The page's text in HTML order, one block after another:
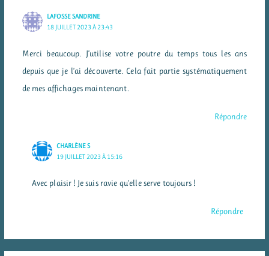
LAFOSSE SANDRINE
18 JUILLET 2023 À 23:43
Merci beaucoup. J’utilise votre poutre du temps tous les ans
depuis que je l’ai découverte. Cela fait partie systématiquement
de mes affichages maintenant.
Répondre
CHARLÈNE S
19 JUILLET 2023 À 15:16
Avec plaisir ! Je suis ravie qu’elle serve toujours !
Répondre